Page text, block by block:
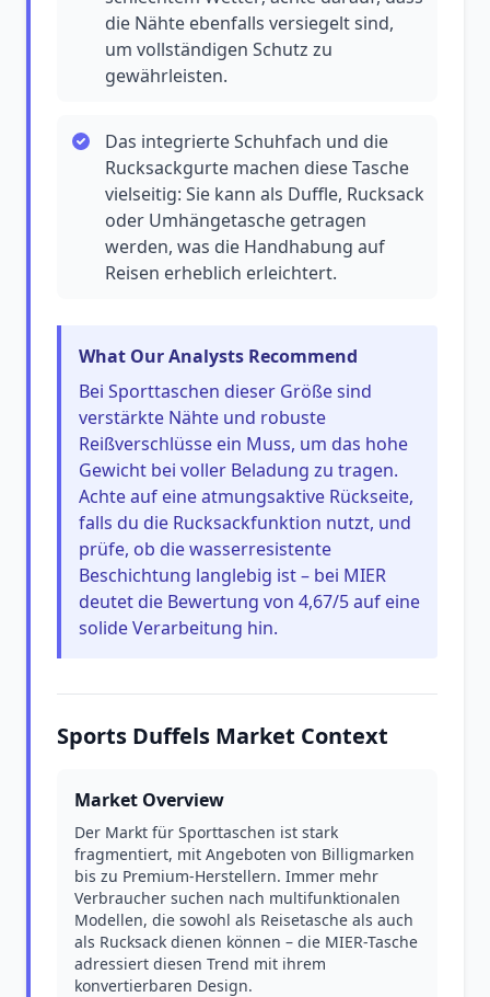
die Nähte ebenfalls versiegelt sind,
um vollständigen Schutz zu
gewährleisten.
Das integrierte Schuhfach und die
Rucksackgurte machen diese Tasche
vielseitig: Sie kann als Duffle, Rucksack
oder Umhängetasche getragen
werden, was die Handhabung auf
Reisen erheblich erleichtert.
What Our Analysts Recommend
Bei Sporttaschen dieser Größe sind
verstärkte Nähte und robuste
Reißverschlüsse ein Muss, um das hohe
Gewicht bei voller Beladung zu tragen.
Achte auf eine atmungsaktive Rückseite,
falls du die Rucksackfunktion nutzt, und
prüfe, ob die wasserresistente
Beschichtung langlebig ist – bei MIER
deutet die Bewertung von 4,67/5 auf eine
solide Verarbeitung hin.
Sports Duffels Market Context
Market Overview
Der Markt für Sporttaschen ist stark
fragmentiert, mit Angeboten von Billigmarken
bis zu Premium-Herstellern. Immer mehr
Verbraucher suchen nach multifunktionalen
Modellen, die sowohl als Reisetasche als auch
als Rucksack dienen können – die MIER-Tasche
adressiert diesen Trend mit ihrem
konvertierbaren Design.